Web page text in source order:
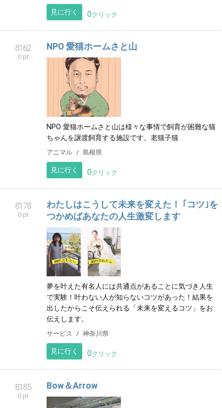
見に行く 0クリック
8162
0 pt
NPO 愛猫ホームさと山
NPO 愛猫ホームさと山は様々な事情で飼育が困難な猫
ちゃんを譲渡飼育する施設です。老猫子猫
アニマル 島根県
見に行く 0クリック
8178
0 pt
わたしはこうして未来を変えた！ ｢コツ｣を
つかめばあなたの人生激変します
夢を叶えた有名人には共通点があることに気づき人生
で実験！叶わない人が知らないコツがあった！結果を
出したからこそ伝えられる「未来を変えるコツ」をお
伝えします。
サービス 神奈川県
見に行く 0クリック
8185
0 pt
Bow＆Arrow